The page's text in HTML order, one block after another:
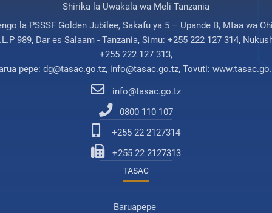
Shirika la Uwakala wa Meli Tanzania
la PSSSF Golden Jubilee, Sakafu ya 5 – Upande B, Mtaa wa
989, Dar es Salaam - Tanzania, Simu: +255 222 127 314,
+255 222 127 313,
pepe: dg@tasac.go.tz, info@tasac.go.tz, Tovuti:
info@tasac.go.tz
0800 110 107
+255 22 2127314
+255 22 2127313
TASAC
Baruapepe